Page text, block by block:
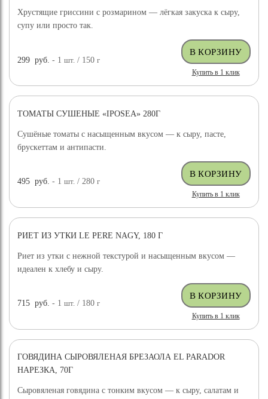
Хрустящие гриссини с розмарином — лёгкая закуска к сыру,
супу или просто так.
299 руб. - 1шт. / 150г
Купить в 1 клик
ТОМАТЫ СУШЕНЫЕ «IPOSEA» 280Г
Сушёные томаты с насыщенным вкусом — к сыру, пасте,
брускеттам и антипасти.
495 руб. - 1шт. / 280г
Купить в 1 клик
РИЕТ ИЗ УТКИ LE PERE NAGY, 180 Г
Риет из утки с нежной текстурой и насыщенным вкусом —
идеален к хлебу и сыру.
715 руб. - 1шт. / 180г
Купить в 1 клик
ГОВЯДИНА СЫРОВЯЛЕНАЯ БРЕЗАОЛА EL PARADOR
НАРЕЗКА, 70Г
Сыровяленая говядина с тонким вкусом — к сыру, салатам и